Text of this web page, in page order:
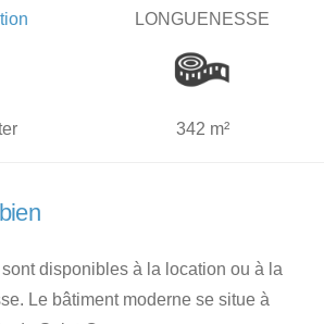
LONGUENESSE
342 m²
disponibles à la location ou à la
Le bâtiment moderne se situe à